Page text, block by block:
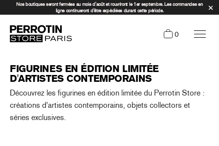
Nos boutiques seront fermées au mois d'août et rouvriront le 1er septembre. Les commandes en
ligne continueront d'être expédiées durant cette période.
0
FIGURINES EN ÉDITION LIMITÉE
D'ARTISTES CONTEMPORAINS
Découvrez les figurines en édition limitée du Perrotin Store :
créations d'artistes contemporains, objets collectors et
séries exclusives.